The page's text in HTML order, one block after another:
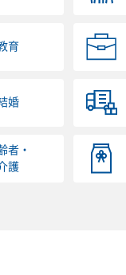
育
婚
者・
護